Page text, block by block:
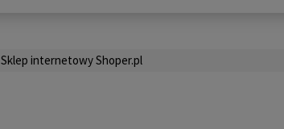
Sklep internetowy Shoper.pl